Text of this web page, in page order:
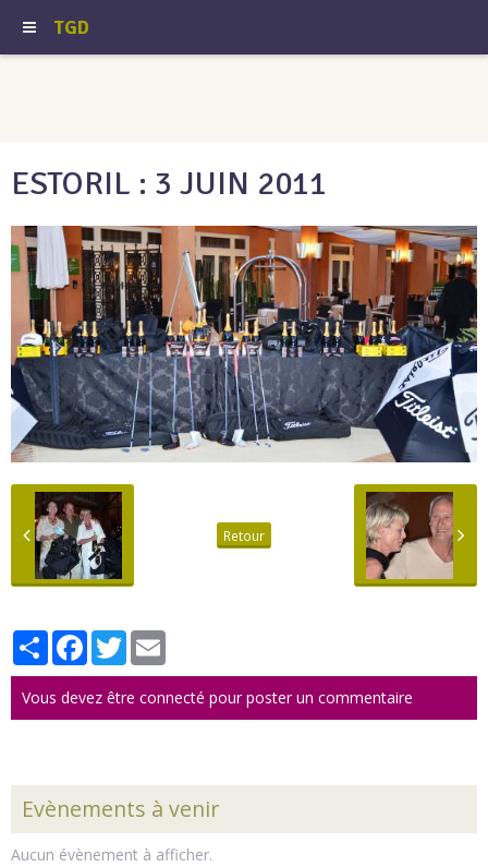
TGD
ESTORIL : 3 JUIN 2011
Retour
PartagerFacebook
Twitter
Vous devez être connecté pour poster un commentaire
Evènements à venir
Aucun évènement à afficher.